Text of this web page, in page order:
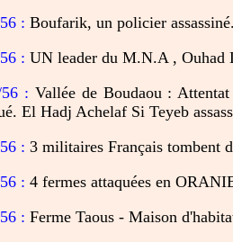
: Boufarik, un policier
: UN leader du M.N.A , Ouhad
: Vallée de Boudaou :
El Hadj Achelaf Si Teyeb
: 3 militaires Français tombent
: 4 fermes attaquées en
: Ferme Taous - Maison